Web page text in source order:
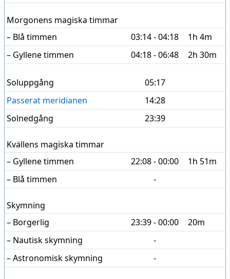
Morgonens magiska timmar
– Blå timmen
03:14 - 04:18
1h 4m
– Gyllene timmen
04:18 - 06:48 2h 30m
Soluppgång
05:17
Passerat meridianen
14:28
Solnedgång
23:39
Kvällens magiska timmar
– Gyllene timmen
22:08 - 00:00
1h 51m
– Blå timmen
-
Skymning
– Borgerlig
23:39 - 00:00
20m
– Nautisk skymning
-
– Astronomisk skymning
-